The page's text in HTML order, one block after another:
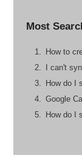
Most
How to
I can't
How do I
Google
How do I